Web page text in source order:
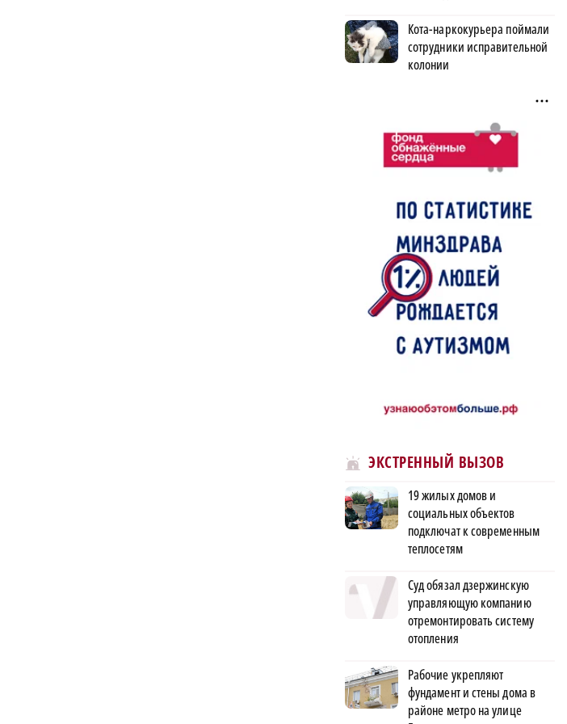
Кота-наркокурьера поймали
сотрудники исправительной
колонии
ЭКСТРЕННЫЙ ВЫЗОВ
19 жилых домов и
социальных объектов
подключат к современным
теплосетям
Суд обязал дзержинскую
управляющую компанию
отремонтировать систему
отопления
Рабочие укрепляют
фундамент и стены дома в
районе метро на улице